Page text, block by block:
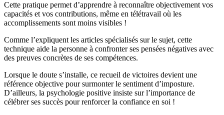
Cette pratique permet d’apprendre à reconnaître objectivement vos
capacités et vos contributions, même en télétravail où les
accomplissements sont moins visibles !
Comme l’expliquent les articles spécialisés sur le sujet, cette
technique aide la personne à confronter ses pensées négatives avec
des preuves concrètes de ses compétences.
Lorsque le doute s’installe, ce recueil de victoires devient une
référence objective pour surmonter le sentiment d’imposture.
D’ailleurs, la psychologie positive insiste sur l’importance de
célébrer ses succès pour renforcer la confiance en soi !